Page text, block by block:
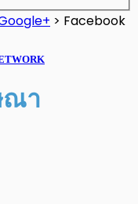
> Facebook
ณา